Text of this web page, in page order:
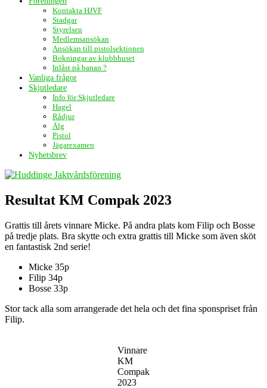
Kontakta HJVF
Stadgar
Styrelsen
Medlemsansökan
Ansökan till pistolsektionen
Bokningar av klubbhuset
Inlåst på banan ?
Vanliga frågor
Skjutledare
Info för Skjutledare
Hagel
Rådjur
Älg
Pistol
Jägarexamen
Nyhetsbrev
Resultat KM Compak 2023
Grattis till årets vinnare Micke. På andra plats kom Filip och Bosse
på tredje plats. Bra skytte och extra grattis till Micke som även sköt
en fantastisk 2nd serie!
Micke 35p
Filip 34p
Bosse 33p
Stor tack alla som arrangerade det hela och det fina sponspriset från
Filip.
Vinnare
KM
Compak
2023